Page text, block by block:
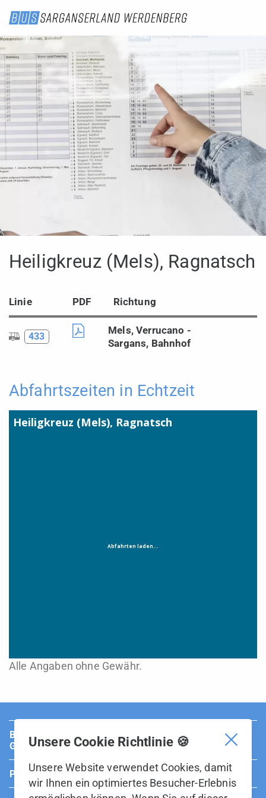
Heiligkreuz (Mels), Ragnatsch
Linie PDF Richtung
433
Mels, Verrucano -
Sargans, Bahnhof
Abfahrtszeiten in Echtzeit
Alle Angaben ohne Gewähr.
BUS Sarganserland Werdenberg ist Teil der BOS
Gruppe.
Partner
Unsere Cookie Richtlinie 🍪
Unsere Website verwendet Cookies, damit
wir Ihnen ein optimiertes Besucher-Erlebnis